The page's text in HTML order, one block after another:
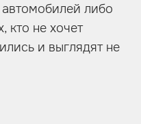
либо
кто не хочет
и выглядят не